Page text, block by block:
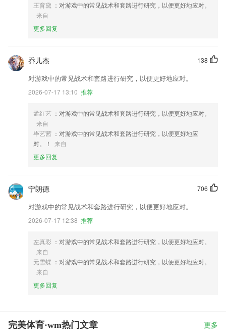
王育黛 ：对游戏中的常见战术和套路进行研究，以便更好地应对。
来自
更多回复
138
乔儿杰
对游戏中的常见战术和套路进行研究，以便更好地应对。
2026-07-17 13:10 推荐
孟红艺 ：对游戏中的常见战术和套路进行研究，以便更好地应对。
来自
毕艺茜 ：对游戏中的常见战术和套路进行研究，以便更好地应
对。！
来自
更多回复
706
宁朗德
对游戏中的常见战术和套路进行研究，以便更好地应对。
2026-07-17 12:38 推荐
左真彩 ：对游戏中的常见战术和套路进行研究，以便更好地应对。
来自
元雪蝶 ：对游戏中的常见战术和套路进行研究，以便更好地应对。
来自
更多回复
完美体育·wm热门文章 更多